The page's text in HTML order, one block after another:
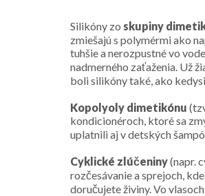
Silikóny zo skupiny
zmiešajú s polymérmi ako
tuhšie a nerozpustné vo
nadmerného zaťaženia. Už
boli silikóny také, ako
Kopolyoly dimetikónu
kondicionéroch, ktoré sa
uplatnili aj v detských
Cyklické zlúčeniny(napr.
rozčesávanie a sprejoch,
doručujete živiny. Vo